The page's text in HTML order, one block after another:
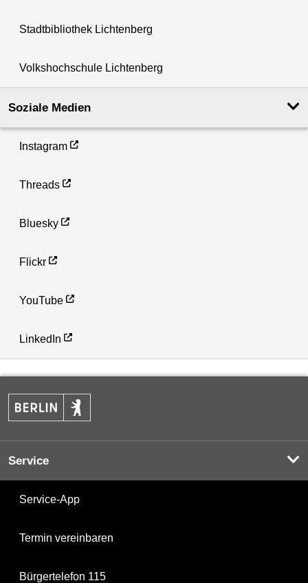
Stadtbibliothek Lichtenberg
Volkshochschule Lichtenberg
Soziale Medien
Instagram
Threads
Bluesky
Flickr
YouTube
LinkedIn
Service
Service-App
Termin vereinbaren
Bürgertelefon 115